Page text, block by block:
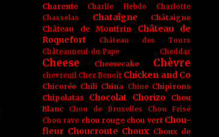
Charente
Charlie Hebdo
Charlotte
Chasselas
Chataîgne
Châtaigne
Château de Montfrin
Château de
Roquefort
Château des Tours
Châteauneuf-du-Pape
Cheddar
Cheese Cheesecake Chèvre
chevreuil Chez Benoît Chicken and Co
Chicorée Chili China Chine Chipirons
Chipolatas
Chocolat Chorizo
Chou
Blanc
Chou de Bruxelles
Chou Frisé
Chou rave chou rouge chou vert Chou-
fleur Choucroute Choux Choux de